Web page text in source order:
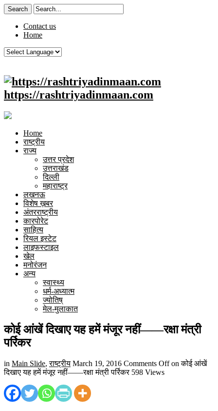
Contact us
Home
https://rashtriyadinmaan.com
Home
राष्ट्रीय
राज्य
उत्तर प्रदेश
उत्तराखंड
दिल्ली
महाराष्ट्र
लखनऊ
विशेष ख़बर
अंतरराष्ट्रीय
कारपोरेट
साहित्य
रियल इस्टेट
लाइफस्टाइल
खेल
मनोरंजन
अन्य
स्वास्थ्य
धर्म-अध्यात्म
ज्योतिष्
मेल-मुलाकात
कोई आंखें दिखाए यह हमें मंजूर नहीं——रक्षा मंत्री
पर्रिकर
in Main Slide,राष्ट्रीय March 19, 2016 Comments Offon कोई आंखें
दिखाए यह हमें मंजूर नहीं——रक्षा मंत्री पर्रिकर 598 Views